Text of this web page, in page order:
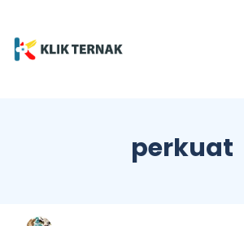
perkuat